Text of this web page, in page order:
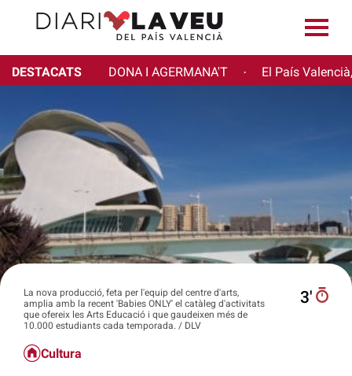
DESTACATS DONA I AGERMANA'T · El País
La nova producció, feta per l'equip del centre d'arts,
amplia amb la recent 'Babies ONLY' el catàleg d'activitats
que ofereix les Arts Educació i que gaudeixen més de
10.000 estudiants cada temporada. / DLV
3′
Cultura